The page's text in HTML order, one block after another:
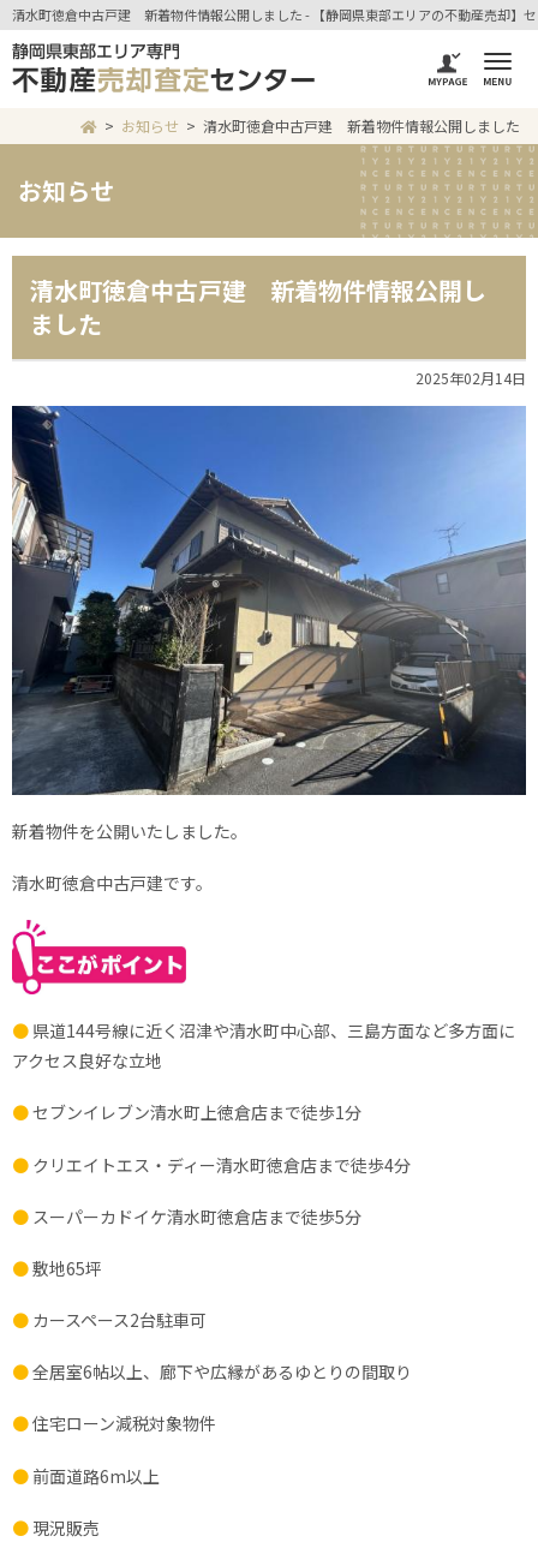
清水町徳倉中古戸建 新着物件情報公開しました - 【静岡県東部エリアの不動産売却】
お知らせ 清水町徳倉中古戸建 新着物件情報公開しました
お知らせ
清水町徳倉中古戸建 新着物件情報公開し
ました
2025年02月14日
新着物件を公開いたしました。
清水町徳倉中古戸建です。
● 県道144号線に近く沼津や清水町中心部、三島方面など多方面に
アクセス良好な立地
●セブンイレブン清水町上徳倉店まで徒歩1分
● クリエイトエス・ディー清水町徳倉店まで徒歩4分
● スーパーカドイケ清水町徳倉店まで徒歩5分
●敷地65坪
● カースペース2台駐車可
●全居室6帖以上、廊下や広縁があるゆとりの間取り
●住宅ローン減税対象物件
● 前面道路6m以上
● 現況販売